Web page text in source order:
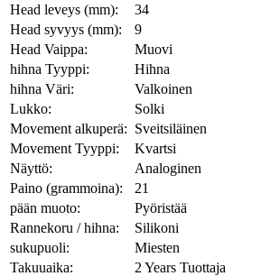
Head leveys (mm):
34
Head syvyys (mm):
9
Head Vaippa:
Muovi
hihna Tyyppi:
Hihna
hihna Väri:
Valkoinen
Lukko:
Solki
Movement alkuperä: Sveitsiläinen
Movement Tyyppi:
Kvartsi
Näyttö:
Analoginen
Paino (grammoina):
21
pään muoto:
Pyöristää
Rannekoru / hihna:
Silikoni
sukupuoli:
Miesten
Takuuaika:
2 Years Tuottaja